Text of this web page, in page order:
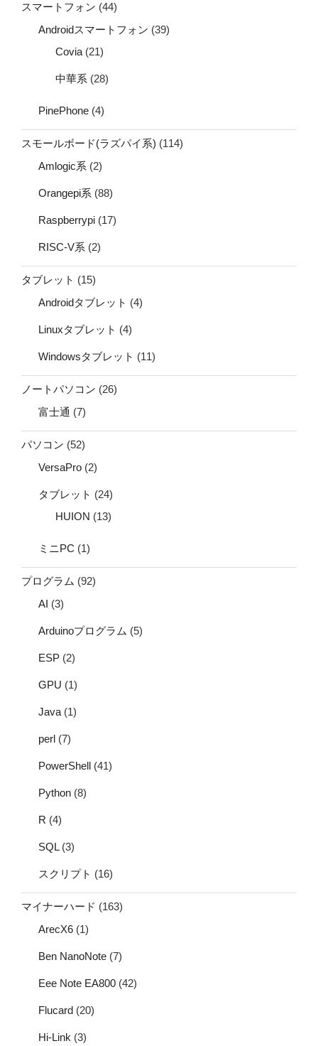
スマートフォン (44)
Androidスマートフォン (39)
Covia (21)
中華系 (28)
PinePhone (4)
スモールボード(ラズパイ系) (114)
Amlogic系 (2)
Orangepi系 (88)
Raspberrypi (17)
RISC-V系 (2)
タブレット (15)
Androidタブレット (4)
Linuxタブレット (4)
Windowsタブレット (11)
ノートパソコン (26)
富士通 (7)
パソコン (52)
VersaPro (2)
タブレット (24)
HUION (13)
ミニPC (1)
プログラム (92)
AI (3)
Arduinoプログラム (5)
ESP (2)
GPU (1)
Java (1)
perl (7)
PowerShell (41)
Python (8)
R (4)
SQL(3)
スクリプト (16)
マイナーハード (163)
ArecX6 (1)
Ben NanoNote (7)
Eee Note EA800 (42)
Flucard (20)
Hi-Link (3)